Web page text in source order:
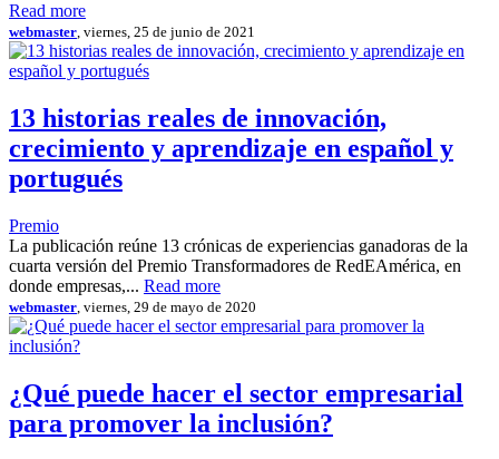
Read more
webmaster, viernes, 25 de junio de 2021
13 historias reales de innovación,
crecimiento y aprendizaje en español y
portugués
Premio
La publicación reúne 13 crónicas de experiencias ganadoras de la
cuarta versión del Premio Transformadores de RedEAmérica, en
donde empresas,... Read more
webmaster , viernes, 29 de mayo de 2020
¿Qué puede hacer el sector empresarial
para promover la inclusión?